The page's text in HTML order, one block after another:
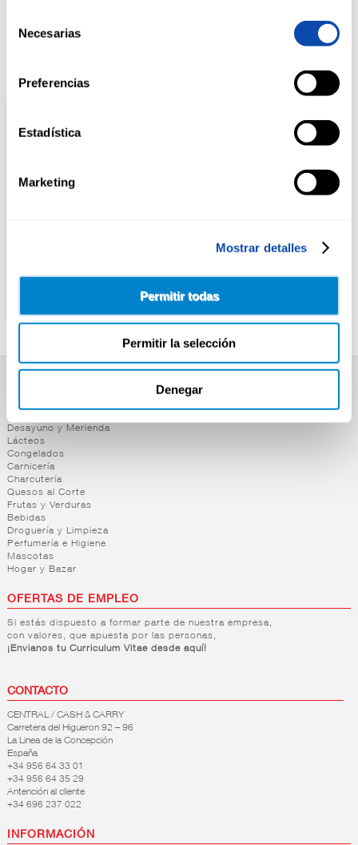
Necesarias
Preferencias
Estadística
Marketing
Mostrar detalles
Permitir todas
Permitir la selección
Denegar
ELPOZO
SALCHICHAS BIG CLASSIC
ELPOZO
SALCHICHAS BIG QUESO
Desayuno y Merienda
Lácteos
Congelados
Carnicería
Charcutería
Quesos al Corte
Frutas y Verduras
Bebidas
Droguería y Limpieza
Perfumería e Higiene
Mascotas
Hogar y Bazar
OFERTAS DE EMPLEO
Si estás dispuesto a formar parte de nuestra empresa,
con valores, que apuesta por las personas,
¡Envianos tu Curriculum Vitae desde aquí!
CONTACTO
CENTRAL / CASH & CARRY
Carretera del Higueron 92 – 96
La Linea de la Concepción
España
+34 956 64 33 01
+34 956 64 35 29
Antención al cliente
+34 696 237 022
INFORMACIÓN